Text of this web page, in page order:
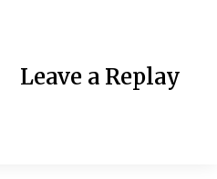
Leave a Replay